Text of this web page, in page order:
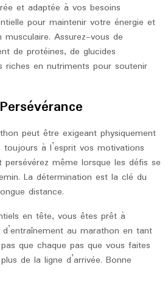
et adaptée à vos besoins
pour maintenir votre énergie et
Assurez-vous de
de protéines, de glucides
riches en nutriments pour soutenir
peut être exigeant physiquement
à l’esprit vos motivations
même lorsque les défis se
La détermination est la clé du
distance.
en tête, vous êtes prêt à
au marathon en tant
que chaque pas que vous faites
de la ligne d’arrivée. Bonne